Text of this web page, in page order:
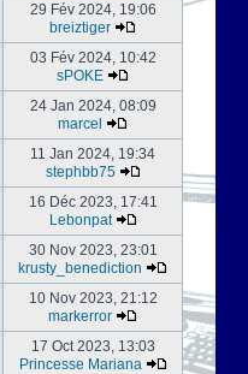
29 Fév 2024, 19:06
breiztiger
03 Fév 2024, 10:42
sPOKE
24 Jan 2024, 08:09
marcel
11 Jan 2024, 19:34
stephbb75
16 Déc 2023, 17:41
Lebonpat
30 Nov 2023, 23:01
krusty_benediction
10 Nov 2023, 21:12
markerror
17 Oct 2023, 13:03
Princesse Mariana